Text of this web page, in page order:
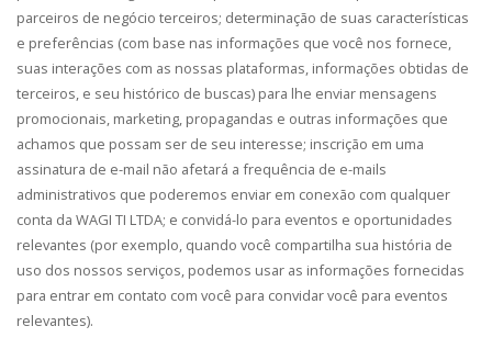
parceiros de negócio terceiros; determinação de suas características
e preferências (com base nas informações que você nos fornece,
suas interações com as nossas plataformas, informações obtidas de
terceiros, e seu histórico de buscas) para lhe enviar mensagens
promocionais, marketing, propagandas e outras informações que
achamos que possam ser de seu interesse; inscrição em uma
assinatura de e-mail não afetará a frequência de e-mails
administrativos que poderemos enviar em conexão com qualquer
conta da WAGI TI LTDA; e convidá-lo para eventos e oportunidades
relevantes (por exemplo, quando você compartilha sua história de
uso dos nossos serviços, podemos usar as informações fornecidas
para entrar em contato com você para convidar você para eventos
relevantes).